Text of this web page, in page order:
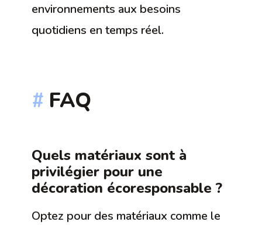
environnements aux besoins
quotidiens en temps réel.
FAQ
Quels matériaux sont à
privilégier pour une
décoration écoresponsable ?
Optez pour des matériaux comme le